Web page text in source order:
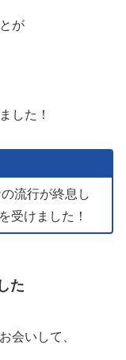
が
した！
流行が終息し
受けました！
た
会いして、